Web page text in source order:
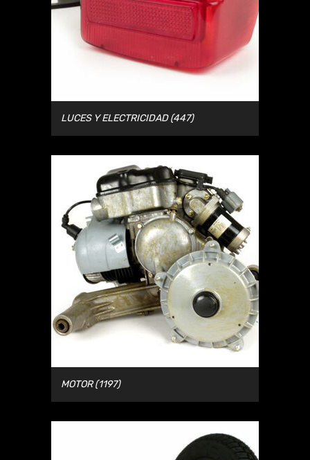
LUCES Y ELECTRICIDAD(447)
MOTOR(1197)